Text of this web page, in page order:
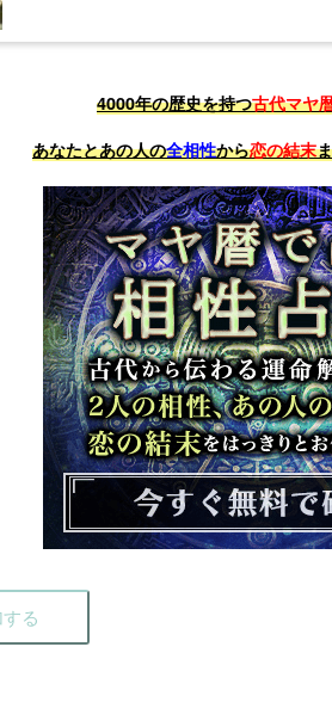
4000年の歴史を持つ古代マヤ
あなたとあの人の全相性から恋の結末
る